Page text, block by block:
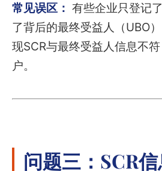
常见误区： 有些企业只登记
了背后的最终受益人（UBO
现SCR与最终受益人信息不
户。
问题三：SCR